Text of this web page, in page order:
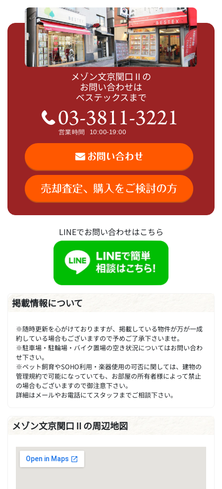
メゾン文京関口Ⅱの
お問い合わせは
ベステックスまで
LINEでお問い合わせはこちら
掲載情報について
※随時更新を心がけておりますが、掲載している物件が万が一成
約している場合もございますので予めご了承下さいませ。
※駐車場・駐輪場・バイク置場の空き状況についてはお問い合わ
せ下さい。
※ペット飼育やSOHO利用・楽器使用の可否に関しては、建物の
管理規約で可能になっていても、お部屋の所有者様によって禁止
の場合もございますので御注意下さい。
詳細はメールやお電話にてスタッフまでご相談下さい。
メゾン文京関口Ⅱの周辺地図